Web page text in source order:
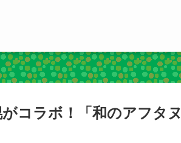
コラボ！「和のアフタヌ